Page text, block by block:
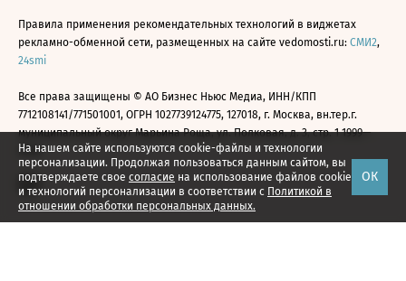
На нашем сайте используются cookie-файлы и технологии
персонализации. Продолжая пользоваться данным сайтом, вы
подтверждаете свое согласие на использование файлов cookie
и технологий персонализации в соответствии с Политикой в
отношении обработки персональных данных.
ОК
Правила применения рекомендательных технологий в виджетах
рекламно-обменной сети, размещенных на сайте vedomosti.ru: СМИ2,
24smi
Все права защищены © АО Бизнес Ньюс Медиа, ИНН/КПП
7712108141/771501001, ОГРН 1027739124775, 127018, г. Москва, вн.тер.г.
муниципальный округ Марьина Роща, ул. Полковая, д. 3, стр. 1 1999—
2026